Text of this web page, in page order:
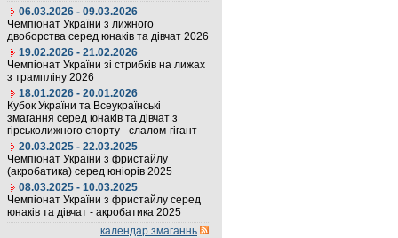
06.03.2026 - 09.03.2026
Чемпіонат України з лижного
двоборства серед юнаків та дівчат 2026
19.02.2026 - 21.02.2026
Чемпіонат України зі стрибків на лижах
з трампліну 2026
18.01.2026 - 20.01.2026
Кубок України та Всеукраїнські
змагання серед юнаків та дівчат з
гірськолижного спорту - слалом-гігант
20.03.2025 - 22.03.2025
Чемпіонат України з фристайлу
(акробатика) серед юніорів 2025
08.03.2025 - 10.03.2025
Чемпіонат України з фристайлу серед
юнаків та дівчат - акробатика 2025
календар змаганнь